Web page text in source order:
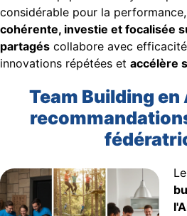
considérable pour la performance,
cohérente, investie et focalisée
partagés collabore avec
innovations répétées et accélère
Team Building en